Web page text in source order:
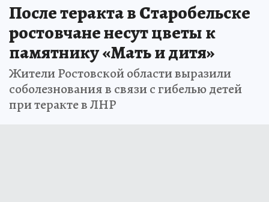
После теракта в Старобельске
ростовчане несут цветы к
памятнику «Мать и дитя»
Жители Ростовской области выразили
соболезнования в связи с гибелью детей
при теракте в ЛНР